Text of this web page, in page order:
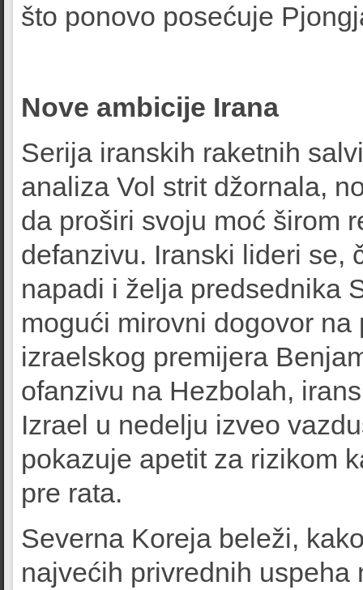
što ponovo posećuje
Nove ambicije Irana
Serija iranskih raketnih
analiza Vol strit džornala,
da proširi svoju moć širom
defanzivu. Iranski lideri se,
napadi i želja predsednika
mogući mirovni dogovor
izraelskog premijera
ofanzivu na Hezbolah,
Izrael u nedelju izveo
pokazuje apetit za rizikom
pre rata.
Severna Koreja beleži,
najvećih privrednih